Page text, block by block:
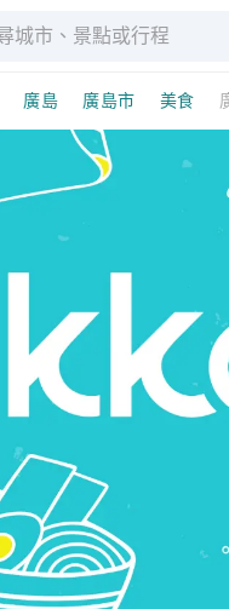
廣島 廣島市 美食